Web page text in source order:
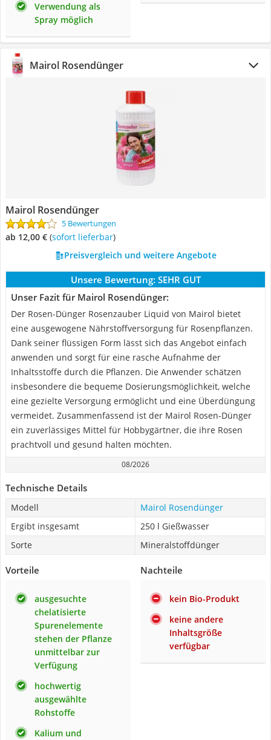
Verwendung als
Spray möglich
Mairol Rosendünger
Mairol Rosendünger
5 Bewertungen
ab 12,00 € ( Sofort lieferbar)
Preisvergleich und weitere Angebote
Unsere Bewertung: SEHR GUT
Unser Fazit für Mairol Rosendünger:
Der Rosen-Dünger Rosenzauber Liquid von Mairol bietet
eine ausgewogene Nährstoffversorgung für Rosenpflanzen.
Dank seiner flüssigen Form lässt sich das Angebot einfach
anwenden und sorgt für eine rasche Aufnahme der
Inhaltsstoffe durch die Pflanzen. Die Anwender schätzen
insbesondere die bequeme Dosierungsmöglichkeit, welche
eine gezielte Versorgung ermöglicht und eine Überdüngung
vermeidet. Zusammenfassend ist der Mairol Rosen-Dünger
ein zuverlässiges Mittel für Hobbygärtner, die ihre Rosen
prachtvoll und gesund halten möchten.
08/2026
Technische Details
Modell
Mairol Rosendünger
Ergibt insgesamt
250 l Gießwasser
Sorte
Mineralstoffdünger
Vorteile
ausgesuchte
chelatisierte
Spurenelemente
stehen der Pflanze
unmittelbar zur
Verfügung
hochwertig
ausgewählte
Rohstoffe
Kalium und
Nachteile
kein Bio-Produkt
keine andere
Inhaltsgröße
verfügbar